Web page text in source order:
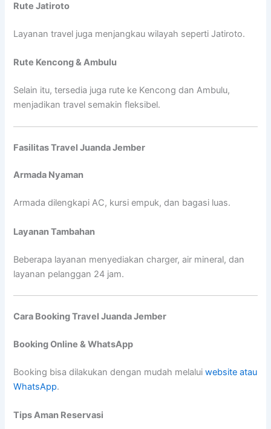
Rute Jatiroto
Layanan travel juga menjangkau wilayah seperti Jatiroto.
Rute Kencong & Ambulu
Selain itu, tersedia juga rute ke Kencong dan Ambulu,
menjadikan travel semakin fleksibel.
Fasilitas Travel Juanda Jember
Armada Nyaman
Armada dilengkapi AC, kursi empuk, dan bagasi luas.
Layanan Tambahan
Beberapa layanan menyediakan charger, air mineral, dan
layanan pelanggan 24 jam.
Cara Booking Travel Juanda Jember
Booking Online & WhatsApp
Booking bisa dilakukan dengan mudah melaluiwebsite atau
WhatsApp.
Tips Aman Reservasi